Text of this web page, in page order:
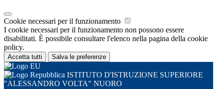
Cookie necessari per il funzionamento
I cookie necessari per il funzionamento non possono essere
disabilitati. È possibile consultare l'elenco nella pagina della cookie
policy.
Accetta tutti Salva le preferenze
ISTITUTO D'ISTRUZIONE SUPERIORE
"ALESSANDRO VOLTA" NUORO